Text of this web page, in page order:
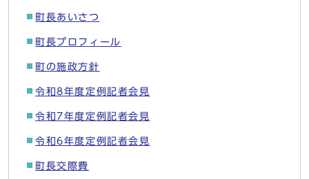
町長あいさつ
町長プロフィール
町の施政方針
令和8年度定例記者会見
令和7年度定例記者会見
令和6年度定例記者会見
町長交際費